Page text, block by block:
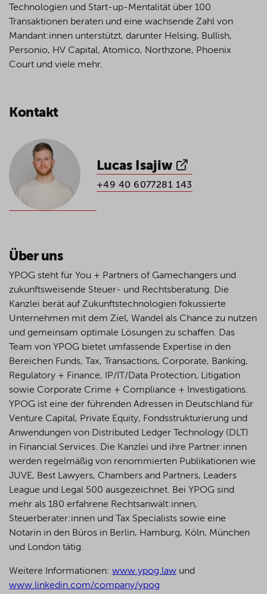
Technologien und Start-up-Mentalität über 100
Transaktionen beraten und eine wachsende Zahl von
Mandant:innen unterstützt, darunter Helsing, Bullish,
Personio, HV Capital, Atomico, Northzone, Phoenix
Court und viele mehr.
Kontakt
Lucas Isajiw
+49 40 6077281 143
Über uns
YPOG steht für You + Partners of Gamechangers und
zukunftsweisende Steuer- und Rechtsberatung. Die
Kanzlei berät auf Zukunftstechnologien fokussierte
Unternehmen mit dem Ziel, Wandel als Chance zu nutzen
und gemeinsam optimale Lösungen zu schaffen. Das
Team von YPOG bietet umfassende Expertise in den
Bereichen Funds, Tax, Transactions, Corporate, Banking,
Regulatory + Finance, IP/IT/Data Protection, Litigation
sowie Corporate Crime + Compliance + Investigations.
YPOG ist eine der führenden Adressen in Deutschland für
Venture Capital, Private Equity, Fondsstrukturierung und
Anwendungen von Distributed Ledger Technology (DLT)
in Financial Services. Die Kanzlei und ihre Partner:innen
werden regelmäßig von renommierten Publikationen wie
JUVE, Best Lawyers, Chambers and Partners, Leaders
League und Legal 500 ausgezeichnet. Bei YPOG sind
mehr als 180 erfahrene Rechtsanwält:innen,
Steuerberater:innen und Tax Specialists sowie eine
Notarin in den Büros in Berlin, Hamburg, Köln, München
und London tätig.
Weitere Informationen: www.ypog.law und
www.linkedin.com/company/ypog